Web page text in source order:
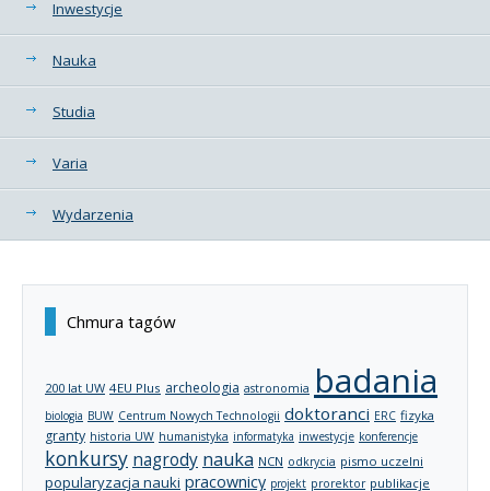
Kategorie
Inwestycje
Nauka
Studia
Varia
Wydarzenia
Chmura tagów
200 lat UW 4EU Plus archeologia astronomia badania
biologia BUW Centrum Nowych Technologii doktoranci ERC fizyka
granty historia UW humanistyka informatyka inwestycje konferencje
konkursy nagrody nauka NCN odkrycia pismo uczelni
popularyzacja nauki pracownicy projekt prorektor publikacje